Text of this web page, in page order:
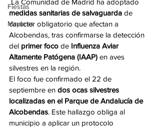
Fiestas
Mayores
La Comunidad de Madrid ha adoptado
medidas sanitarias de salvaguarda de
carácter obligatorio que afectan a
Alcobendas, tras confirmarse la detección
del primer foco de Influenza Aviar
Altamente Patógena (IAAP) en aves
silvestres en la región.
El foco fue confirmado el 22 de
septiembre en dos ocas silvestres
localizadas en el Parque de Andalucía de
Alcobendas. Este hallazgo obliga al
municipio a aplicar un protocolo